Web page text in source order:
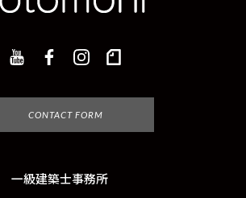
CONTACT FORM
一級建築士事務所